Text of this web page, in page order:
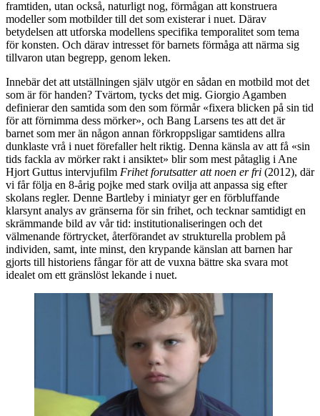
framtiden, utan också, naturligt nog, förmågan att konstruera
modeller som motbilder till det som existerar i nuet. Därav
betydelsen att utforska modellens specifika temporalitet som tema
för konsten. Och därav intresset för barnets förmåga att närma sig
tillvaron utan begrepp, genom leken.
Innebär det att utställningen själv utgör en sådan en motbild mot det
som är för handen? Tvärtom, tycks det mig. Giorgio Agamben
definierar den samtida som den som förmår «fixera blicken på sin tid
för att förnimma dess mörker», och Bang Larsens tes att det är
barnet som mer än någon annan förkroppsligar samtidens allra
dunklaste vrå i nuet förefaller helt riktig. Denna känsla av att få «sin
tids fackla av mörker rakt i ansiktet» blir som mest påtaglig i Ane
Hjort Guttus intervjufilm Frihet forutsatter att noen er fri (2012), där
vi får följa en 8-årig pojke med stark ovilja att anpassa sig efter
skolans regler. Denne Bartleby i miniatyr ger en förbluffande
klarsynt analys av gränserna för sin frihet, och tecknar samtidigt en
skrämmande bild av vår tid: institutionaliseringen och det
välmenande förtrycket, återförandet av strukturella problem på
individen, samt, inte minst, den krypande känslan att barnen har
gjorts till historiens fångar för att de vuxna bättre ska svara mot
idealet om ett gränslöst lekande i nuet.